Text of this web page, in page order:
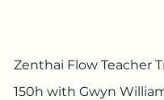
Zenthai Flow Teacher
150h with Gwyn